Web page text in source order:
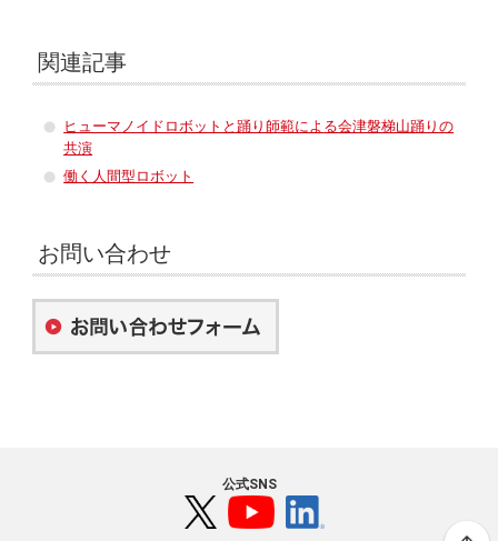
関連記事
ヒューマノイドロボットと踊り師範による会津磐梯山踊りの
共演
働く人間型ロボット
お問い合わせ
公式SNS